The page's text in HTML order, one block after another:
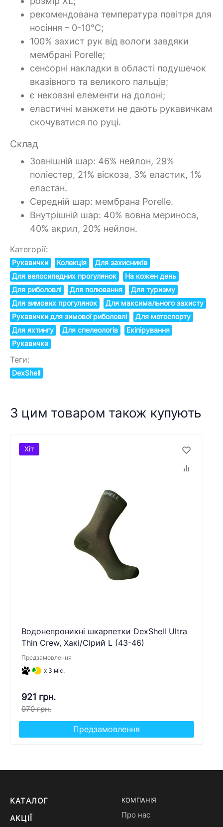
рекомендована температура повітря для
носіння – 0-10°C;
100% захист рук від вологи завдяки
мембрані Porelle;
сенсорні накладки в області подушечок
вказівного та великого пальців;
є нековзні елементи на долоні;
еластичні манжети не дають рукавичкам
скочуватися по руці.
Склад
Зовнішній шар: 46% нейлон, 29%
поліестер, 21% віскоза, 3% еластик, 1%
еластан.
Середній шар: мембрана Porelle.
Внутрішній шар: 40% вовна мериноса,
40% акрил, 20% нейлон.
Категорії:
Рукавички Колекція
Для захисників
Для велосипедних прогулянок
На кожен день
Для риболовлі
Для полювання
Для туризму
Для зимових прогулянок
Для максимального захисту
Рукавички для зимової риболовлі
Для мотоспорту
Для яхтингу
Для спелеологів
Екіпірування
Рукавичка
Теги:
DexShell
З цим товаром також купують
Водонепроникні шкарпетки DexShell Ultra
Thin Crew, Хакі/Сірий L (43-46)
Предзамовлення
x 3 міс.
921 грн.
970 грн.
Предзамовлення
Хіт
КАТАЛОГ
АКЦІЇ
КОМПАНІЯ
Про нас